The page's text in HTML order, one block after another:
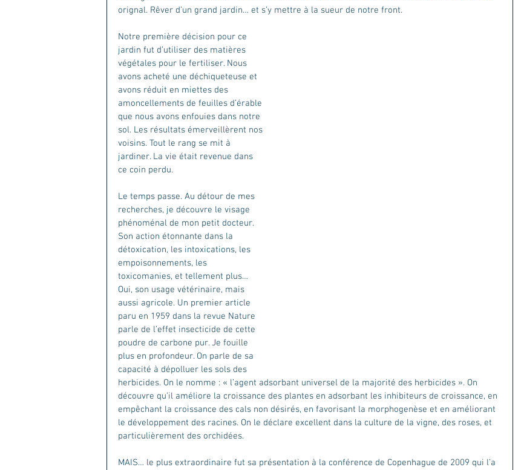
orignal. Rêver d’un grand jardin… et s’y mettre à la sueur de notre front.
Notre première décision pour ce
jardin fut d’utiliser des matières
végétales pour le fertiliser. Nous
avons acheté une déchiqueteuse et
avons réduit en miettes des
amoncellements de feuilles d’érable
que nous avons enfouies dans notre
sol. Les résultats émerveillèrent nos
voisins. Tout le rang se mit à
jardiner. La vie était revenue dans
ce coin perdu.
Le temps passe. Au détour de mes
recherches, je découvre le visage
phénoménal de mon petit docteur.
Son action étonnante dans la
détoxication, les intoxications, les
empoisonnements, les
toxicomanies, et tellement plus…
Oui, son usage vétérinaire, mais
aussi agricole. Un premier article
paru en 1959 dans la revue Nature
parle de l’effet insecticide de cette
poudre de carbone pur. Je fouille
plus en profondeur. On parle de sa
capacité à dépolluer les sols des
herbicides. On le nomme : « l’agent adsorbant universel de la majorité des herbicides ». On
découvre qu’il améliore la croissance des plantes en adsorbant les inhibiteurs de croissance, en
empêchant la croissance des cals non désirés, en favorisant la morphogenèse et en améliorant
le développement des racines. On le déclare excellent dans la culture de la vigne, des roses, et
particulièrement des orchidées.
MAIS… le plus extraordinaire fut sa présentation à la conférence de Copenhague de 2009 qui l’a